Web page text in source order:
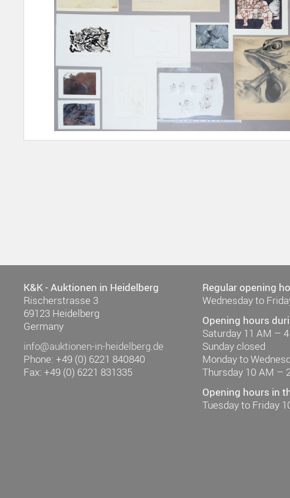
K&K - Auktionen in Heidelberg
Rischerstrasse 3
69123 Heidelberg
Germany
info@auktionen-in-heidelberg.de
Phone: +49 (0) 6221 840840
Fax: +49 (0) 6221 831335
Regular opening
Wednesday to
Opening hours
Saturday 11 AM –
Sunday closed
Monday to
Thursday 10 AM –
Opening hours in
Tuesday to Friday